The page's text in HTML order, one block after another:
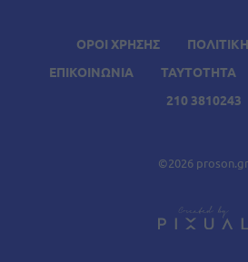
A
ΟΡΟΙ ΧΡΗΣΗΣ
ΕΠΙΚΟΙΝΩΝΙΑ
ΤΑΥΤΟΤΗΤΑ
210 3810243
©2026 proson.gr